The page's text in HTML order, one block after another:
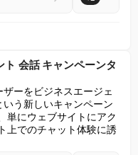
会話 キャンペーンタ
ーをビジネスエージェ
う新しいキャンペーン
単にウェブサイトにアク
上でのチャット体験に誘